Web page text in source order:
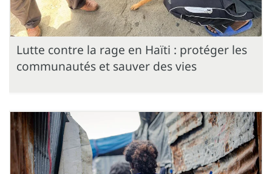
Lutte contre la rage en Haïti : protéger les
communautés et sauver des vies